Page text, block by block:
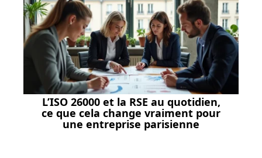
L’ISO 26000 et la RSE au quotidien,
ce que cela change vraiment pour
une entreprise parisienne